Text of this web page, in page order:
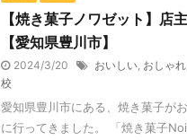
【焼き菓子ノワゼット】店
【愛知県豊川市】
2024/3/20 おいしい, おしゃれ
校
愛知県豊川市にある、焼き菓子が
に行ってきました。 「焼き菓子